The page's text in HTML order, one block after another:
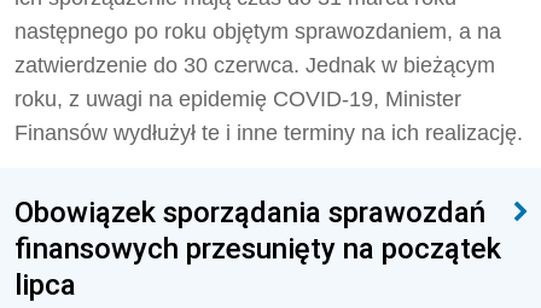
następnego po roku objętym sprawozdaniem, a na
zatwierdzenie do 30 czerwca. Jednak w bieżącym
roku, z uwagi na epidemię COVID-19, Minister
Finansów wydłużył te i inne terminy na ich realizację.
Obowiązek sporządania sprawozdań
finansowych przesunięty na początek
lipca